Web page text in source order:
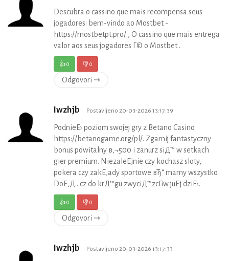
Descubra o cassino que mais recompensa seus
jogadores: bem-vindo ao Mostbet -
https://mostbetpt.pro/ , O cassino que mais entrega
valor aos seus jogadores Г© o Mostbet .
👍0 👎0
Odgovori ⇾
Iwzhjb Postavljeno 20-03-2026 13:17:39
PodnieЕ› poziom swojej gry z Betano Casino
https://betanogame.org/pl/. Zgarnij fantastyczny
bonus powitalny в‚¬500 i zanurz siД™ w setkach
gier premium. NiezaleЕјnie czy kochasz sloty,
pokera czy zakЕ‚ady sportowe вЂ“ mamy wszystko.
DoЕ‚Д…cz do krД™gu zwyciД™zcГіw juЕј dziЕ›.
👍0 👎0
Odgovori ⇾
Iwzhjb Postavljeno 20-03-2026 13:17:33